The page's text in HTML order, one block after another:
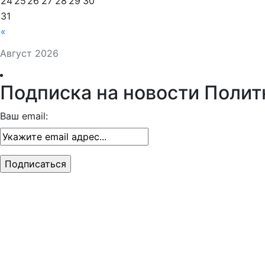
Август 2026
«
31
Подписка на новости
Ваш email: